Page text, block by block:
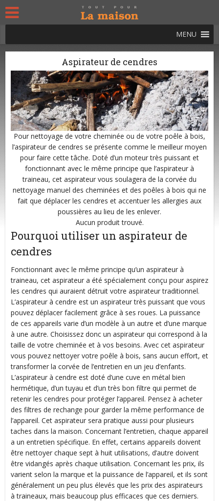
MENU
Aspirateur de cendres
Pour nettoyage de votre cheminée ou de votre poêle à bois,
l’aspirateur de cendres se présente comme le meilleur moyen
pour faire cette tâche. Doté d’un moteur très puissant et
fonctionnant avec le même principe que l’aspirateur à
traineau, cet aspirateur vous soulagera de la corvée du
nettoyage manuel des cheminées et des poêles à bois qui ne
fait que déplacer les cendres et accentuer les allergies aux
poussières au lieu de les enlever.
Aucun produit trouvé.
Pourquoi utiliser un aspirateur de
cendres
Fonctionnant avec le même principe qu’un aspirateur à
traineau, cet aspirateur a été spécialement conçu pour aspirez
les cendres qui auraient détruit votre aspirateur traditionnel.
L’aspirateur à cendre est un aspirateur très puissant que vous
pouvez déplacer facilement grâce à ses roues. La puissance
de ces appareils varie d’un modèle à un autre et d’une marque
à une autre. Choisissez donc un aspirateur qui correspond à la
taille de votre cheminée et à vos besoins. Avec cet aspirateur
vous pouvez nettoyer votre poêle à bois, sans aucun effort, et
transformer la corvée de l’entretien en un jeu d’enfants.
L’aspirateur à cendre est doté d’une cuve en métal bien
hermétique, d’un tuyau et d’un très bon filtre qui permet de
retenir les cendres pour protéger l’appareil. Pensez à acheter
des filtres de rechange pour garder la même performance de
l’appareil. Cet aspirateur sera pratique aussi pour plusieurs
taches dans la maison. Concernant l’entretien, chaque appareil
a un entretien spécifique. En effet, certains appareils doivent
être nettoyer chaque sept à huit utilisations, d’autre doivent
être vidangés après chaque utilisation. Concernant les prix, ils
varient selon la marque et la puissance de l’appareil, et ils sont
généralement un peu plus élevés que les prix des aspirateurs
à traineaux, mais beaucoup plus efficaces que ces derniers.